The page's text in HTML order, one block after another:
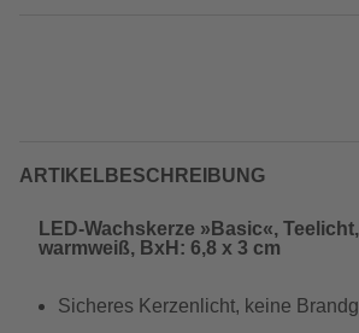
ARTIKELBESCHREIBUNG
LED-Wachskerze »Basic«,
warmweiß, BxH: 6,8 x 3 cm
Sicheres Kerzenlicht, keine